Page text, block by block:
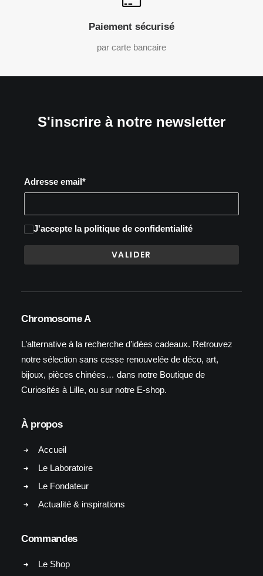
Paiement sécurisé
par carte bancaire
S'inscrire à notre newsletter
Adresse email*
J'accepte la politique de confidentialité
Chromosome A
L’alternative à la recherche d’idées cadeaux. Retrouvez
notre sélection sans cesse renouvelée de déco, art,
bijoux, pièces chinées… dans notre Boutique de
Curiosités à Lille, ou sur notre E-shop.
À propos
Accueil
Le Laboratoire
Le Fondateur
Actualité & inspirations
Commandes
Le Shop